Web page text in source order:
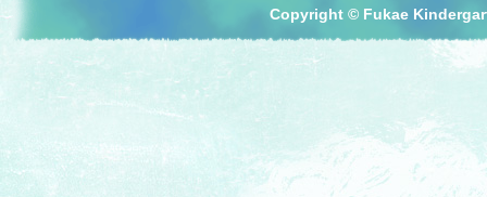
Copyright © Fukae